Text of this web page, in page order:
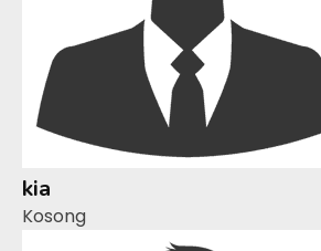
kia
Kosong